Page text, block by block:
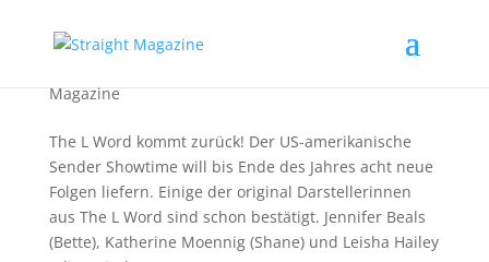
Magazine
The L Word kommt zurück! Der US-amerikanische
Sender Showtime will bis Ende des Jahres acht neue
Folgen liefern. Einige der original Darstellerinnen
aus The L Word sind schon bestätigt. Jennifer Beals
(Bette), Katherine Moennig (Shane) und Leisha Hailey